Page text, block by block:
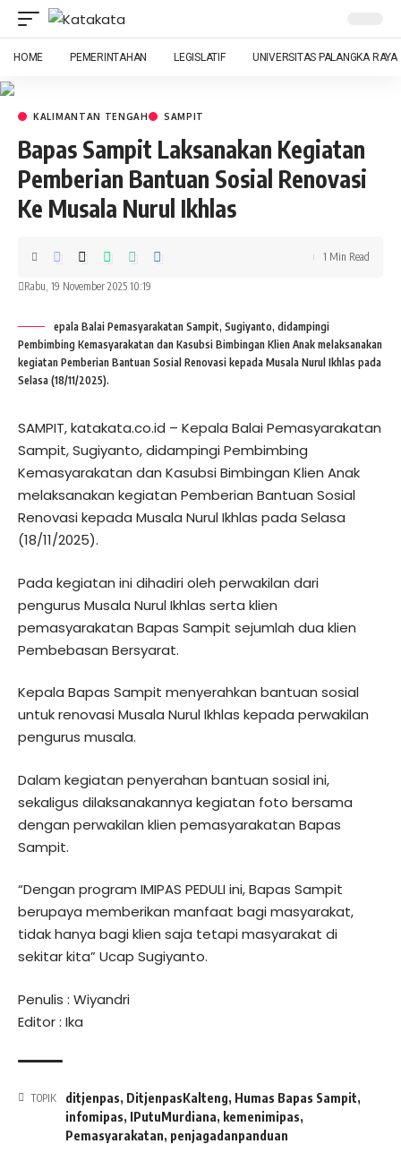
HOME PEMERINTAHAN LEGISLATIF UNIVERSITAS PALANGKA RAYA
KALIMANTAN TENGAH SAMPIT
Bapas Sampit Laksanakan Kegiatan
Pemberian Bantuan Sosial Renovasi
Ke Musala Nurul Ikhlas
Rabu, 19 November 2025 10:19
1 Min Read
epala Balai Pemasyarakatan Sampit, Sugiyanto, didampingi
Pembimbing Kemasyarakatan dan Kasubsi Bimbingan Klien Anak melaksanakan
kegiatan Pemberian Bantuan Sosial Renovasi kepada Musala Nurul Ikhlas pada
Selasa (18/11/2025).
SAMPIT, katakata.co.id – Kepala Balai Pemasyarakatan
Sampit, Sugiyanto, didampingi Pembimbing
Kemasyarakatan dan Kasubsi Bimbingan Klien Anak
melaksanakan kegiatan Pemberian Bantuan Sosial
Renovasi kepada Musala Nurul Ikhlas pada Selasa
(18/11/2025).
Pada kegiatan ini dihadiri oleh perwakilan dari
pengurus Musala Nurul Ikhlas serta klien
pemasyarakatan Bapas Sampit sejumlah dua klien
Pembebasan Bersyarat.
Kepala Bapas Sampit menyerahkan bantuan sosial
untuk renovasi Musala Nurul Ikhlas kepada perwakilan
pengurus musala.
Dalam kegiatan penyerahan bantuan sosial ini,
sekaligus dilaksanakannya kegiatan foto bersama
dengan perwakilan klien pemasyarakatan Bapas
Sampit.
“Dengan program IMIPAS PEDULI ini, Bapas Sampit
berupaya memberikan manfaat bagi masyarakat,
tidak hanya bagi klien saja tetapi masyarakat di
sekitar kita” Ucap Sugiyanto.
Penulis : Wiyandri
Editor : Ika
TOPIK ditjenpas, DitjenpasKalteng, Humas Bapas Sampit,
infomipas, IPutuMurdiana, kemenimipas,
Pemasyarakatan, penjagadanpanduan